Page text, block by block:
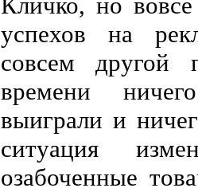
успехов на
совсем
времени
выиграли и
ситуация
озабоченные